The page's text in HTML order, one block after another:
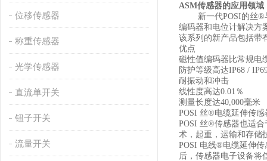
位移传感器
称重传感器
光学传感器
直流单开关
钮子开关
流量开关
ASM传感器的应用领域
新一代POSI的丝®
编码器和电位计解决方
该系列的新产品包括带
优点
磁性值编码器比常规电
防护等级高达IP68 /
耐振动和冲击
线性度高达0.01 ％
测量长度达40,000毫米
POSI 丝®电缆延伸传
POSI 丝®传感器也适
术，起重，运输和存储
POSI 电线®电缆延伸
后，传感器电子设备将